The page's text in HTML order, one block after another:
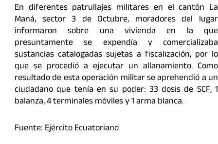
En diferentes patrullajes militares en el cantón La
Maná, sector 3 de Octubre, moradores del lugar
informaron sobre una vivienda en la que
presuntamente se expendía y comercializaba
sustancias catalogadas sujetas a fiscalización, por lo
que se procedió a ejecutar un allanamiento. Como
resultado de esta operación militar se aprehendió a un
ciudadano que tenía en su poder: 33 dosis de SCF, 1
balanza, 4 terminales móviles y 1 arma blanca.
Fuente: Ejército Ecuatoriano